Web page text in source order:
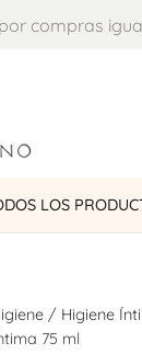
compras
LOS
/ Higiene
75 ml